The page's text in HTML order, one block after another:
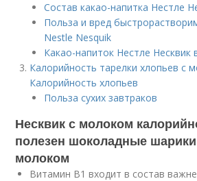
Состав какао-напитка Нестле
Польза и вред
Nestle Nesquik
Какао-напиток Нестле Несквик
Калорийность тарелки хлопьев с
Калорийность хлопьев
Польза сухих завтраков
Несквик с молоком
полезен шоколадные
молоком
Витамин В1 входит в состав